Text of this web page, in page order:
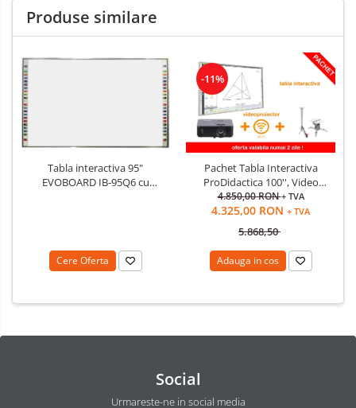
Produse similare
Tabla interactiva 95"
EVOBOARD IB-95Q6 cu
Cere Oferta
-11%
Pachet Tabla Interactiva
ProDidactica 100'', Video
Proiector de tavan, suport
videoproiector, adaptor
Wireless
4.850,00 RON+ TVA
4.325,00 RON + TVA
5.868,50
Adauga in cos
Social
Urmareste-ne in social media